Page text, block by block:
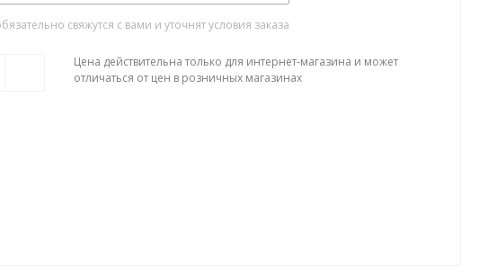
свяжутся с вами и уточнят условия заказа
Цена действительна только для интернет-магазина и может
отличаться от цен в розничных магазинах